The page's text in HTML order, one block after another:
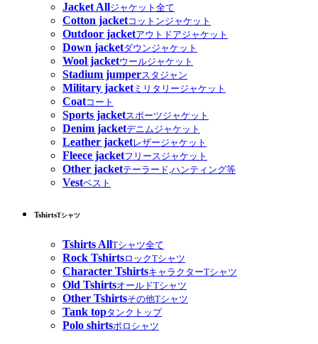
Jacket Allジャケット全て
Cotton jacketコットンジャケット
Outdoor jacketアウトドアジャケット
Down jacketダウンジャケット
Wool jacketウールジャケット
Stadium jumperスタジャン
Military jacketミリタリージャケット
Coatコート
Sports jacketスポーツジャケット
Denim jacketデニムジャケット
Leather jacketレザージャケット
Fleece jacketフリースジャケット
Other jacketテーラード,ハンティング等
Vestベスト
TshirtsTシャツ
Tshirts AllTシャツ全て
Rock TshirtsロックTシャツ
Character TshirtsキャラクターTシャツ
Old TshirtsオールドTシャツ
Other Tshirtsその他Tシャツ
Tank topタンクトップ
Polo shirtsポロシャツ